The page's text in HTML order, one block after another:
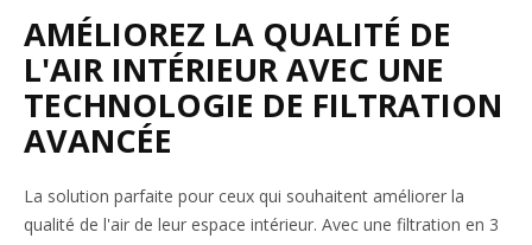
AMÉLIOREZ LA QUALITÉ DE
L'AIR INTÉRIEUR AVEC UNE
TECHNOLOGIE DE FILTRATION
AVANCÉE
La solution parfaite pour ceux qui souhaitent améliorer la
qualité de l'air de leur espace intérieur. Avec une filtration en 3